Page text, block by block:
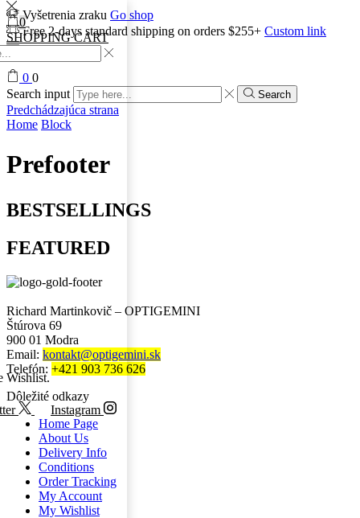
Vyšetrenia zraku Go shop
Free 2-days standard shipping on orders $255+ Custom link
Wishlist.
Instagram
0 0
0
SHOPPING CART
Search input Search
Predchádzajúca strana
Home Block
Prefooter
BESTSELLINGS
FEATURED
Richard Martinkovič – OPTIGEMINI
Štúrova 69
900 01 Modra
Email: kontakt@optigemini.sk
Telefón: +421 903 736 626
Dôležité odkazy
Home Page
About Us
Delivery Info
Conditions
Order Tracking
My Account
My Wishlist